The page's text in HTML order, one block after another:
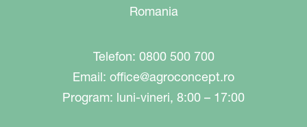
Romania
Telefon: 0800 500 700
Email: office@agroconcept.ro
Program: luni-vineri, 8:00 – 17:00